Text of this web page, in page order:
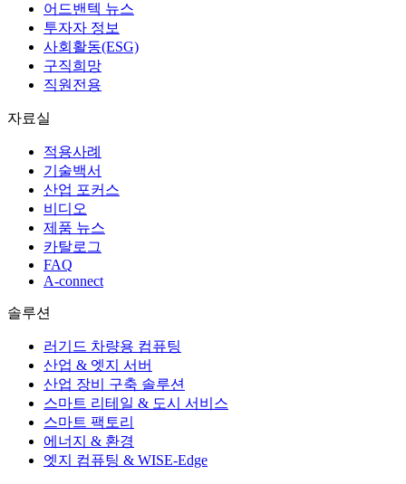
어드밴텍 뉴스
투자자 정보
사회활동(ESG)
구직희망
직원전용
자료실
적용사례
기술백서
산업 포커스
비디오
제품 뉴스
카탈로그
FAQ
A-connect
솔루션
러기드 차량용 컴퓨팅
산업 & 엣지 서버
산업 장비 구축 솔루션
스마트 리테일 & 도시 서비스
스마트 팩토리
에너지 & 환경
엣지 컴퓨팅 & WISE-Edge